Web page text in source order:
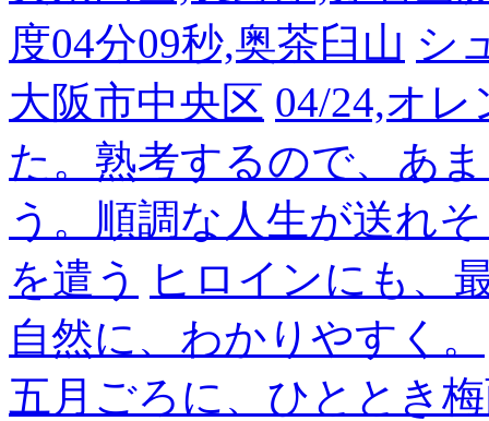
度04分09秒,奥茶臼山 シ
大阪市中央区 04/24,オ
た。熟考するので、あ
う。順調な人生が送れ
を遣う
ヒロインにも、
自然に、わかりやすく。
五月ごろに、ひととき